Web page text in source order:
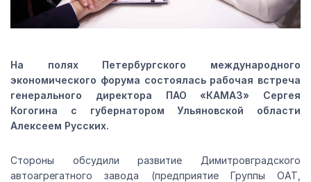
На полях Петербургского международного
экономического форума состоялась рабочая встреча
генерального директора ПАО «КАМАЗ» Сергея
Когогина с губернатором Ульяновской области
Алексеем Русских.
Стороны обсудили развитие Димитровградского
автоагрегатного завода (предприятие Группы ОАТ,